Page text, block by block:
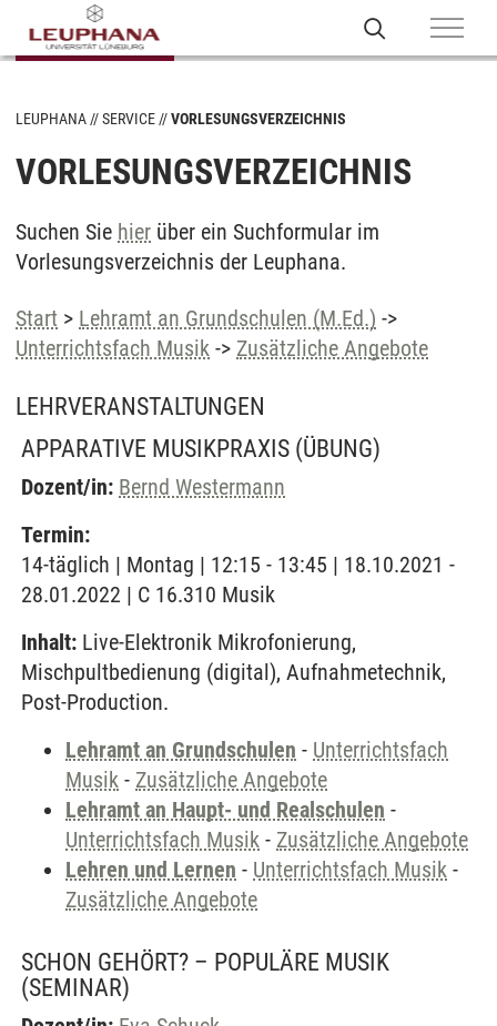
LEUPHANA SERVICE VORLESUNGSVERZEICHNIS
VORLESUNGSVERZEICHNIS
Suchen Sie hier über ein Suchformular im
Vorlesungsverzeichnis der Leuphana.
Start > Lehramt an Grundschulen (M.Ed.) ->
Unterrichtsfach Musik -> Zusätzliche Angebote
LEHRVERANSTALTUNGEN
APPARATIVE MUSIKPRAXIS (ÜBUNG)
Dozent/in: Bernd Westermann
Termin:
14-täglich | Montag | 12:15 - 13:45 | 18.10.2021 -
28.01.2022 | C 16.310 Musik
Inhalt: Live-Elektronik Mikrofonierung,
Mischpultbedienung (digital), Aufnahmetechnik,
Post-Production.
Lehramt an Grundschulen - Unterrichtsfach
Musik - Zusätzliche Angebote
Lehramt an Haupt- und Realschulen -
Unterrichtsfach Musik - Zusätzliche Angebote
Lehren und Lernen - Unterrichtsfach Musik -
Zusätzliche Angebote
SCHON GEHÖRT? – POPULÄRE MUSIK
(SEMINAR)